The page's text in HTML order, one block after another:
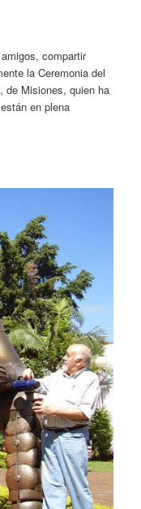
compartir
la Ceremonia del
de Misiones, quien ha
en plena